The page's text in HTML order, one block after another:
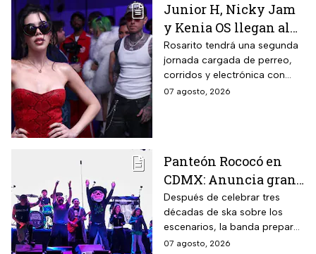
Junior H, Nicky Jam
y Kenia OS llegan al
Baja Beach Fest 2026:
Estos son los horarios
del sábado
Rosarito tendrá una segunda
jornada cargada de perreo,
corridos y electrónica con
Farruko, Jowell y Randy, Zion y
07 agosto, 2026
Panteón Rococó en
CDMX: Anuncia gran
cierre de gira en el
Estadio GNP
Después de celebrar tres
décadas de ska sobre los
escenarios, la banda prepara
una última gran fiesta de su
07 agosto, 2026